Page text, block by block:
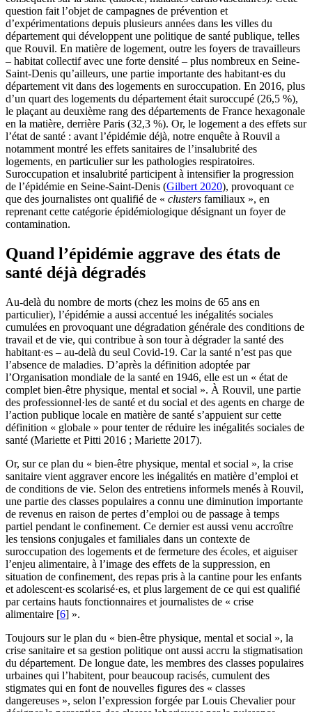
question fait l’objet de campagnes de prévention et
d’expérimentations depuis plusieurs années dans les villes du
département qui développent une politique de santé publique, telles
que Rouvil. En matière de logement, outre les foyers de travailleurs
– habitat collectif avec une forte densité – plus nombreux en Seine-
Saint-Denis qu’ailleurs, une partie importante des habitant·es du
département vit dans des logements en suroccupation. En 2016, plus
d’un quart des logements du département était suroccupé (26,5 %),
le plaçant au deuxième rang des départements de France hexagonale
en la matière, derrière Paris (32,3 %). Or, le logement a des effets sur
l’état de santé : avant l’épidémie déjà, notre enquête à Rouvil a
notamment montré les effets sanitaires de l’insalubrité des
logements, en particulier sur les pathologies respiratoires.
Suroccupation et insalubrité participent à intensifier la progression
de l’épidémie en Seine-Saint-Denis (Gilbert 2020), provoquant ce
que des journalistes ont qualifié de « clusters familiaux », en
reprenant cette catégorie épidémiologique désignant un foyer de
contamination.
Quand l’épidémie aggrave des états de
santé déjà dégradés
Au-delà du nombre de morts (chez les moins de 65 ans en
particulier), l’épidémie a aussi accentué les inégalités sociales
cumulées en provoquant une dégradation générale des conditions de
travail et de vie, qui contribue à son tour à dégrader la santé des
habitant·es – au-delà du seul Covid-19. Car la santé n’est pas que
l’absence de maladies. D’après la définition adoptée par
l’Organisation mondiale de la santé en 1946, elle est un « état de
complet bien-être physique, mental et social ». À Rouvil, une partie
des professionnel·les de santé et du social et des agents en charge de
l’action publique locale en matière de santé s’appuient sur cette
définition « globale » pour tenter de réduire les inégalités sociales de
santé (Mariette et Pitti 2016 ; Mariette 2017).
Or, sur ce plan du « bien-être physique, mental et social », la crise
sanitaire vient aggraver encore les inégalités en matière d’emploi et
de conditions de vie. Selon des entretiens informels menés à Rouvil,
une partie des classes populaires a connu une diminution importante
de revenus en raison de pertes d’emploi ou de passage à temps
partiel pendant le confinement. Ce dernier est aussi venu accroître
les tensions conjugales et familiales dans un contexte de
suroccupation des logements et de fermeture des écoles, et aiguiser
l’enjeu alimentaire, à l’image des effets de la suppression, en
situation de confinement, des repas pris à la cantine pour les enfants
et adolescent·es scolarisé·es, et plus largement de ce qui est qualifié
par certains hauts fonctionnaires et journalistes de « crise
alimentaire [6] ».
Toujours sur le plan du « bien-être physique, mental et social », la
crise sanitaire et sa gestion politique ont aussi accru la stigmatisation
du département. De longue date, les membres des classes populaires
urbaines qui l’habitent, pour beaucoup racisés, cumulent des
stigmates qui en font de nouvelles figures des « classes
dangereuses », selon l’expression forgée par Louis Chevalier pour